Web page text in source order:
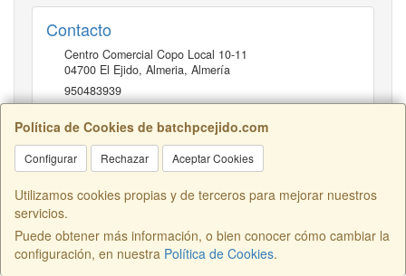
Política de Cookies de batchpcejido.com
Configurar Rechazar Aceptar Cookies
Utilizamos cookies propias y de terceros para mejorar nuestros
servicios.
Puede obtener más información, o bien conocer cómo cambiar la
configuración, en nuestra Política de Cookies.
Contacto
Centro Comercial Copo Local 10-11
04700 El Ejido, Almeria, Almería
950483939
Horario
10 a 22H
Centro Comercial Copo Local 46, 04700, Almería, España. - C.I.F.:
B04401741 - Tfno: 950483939